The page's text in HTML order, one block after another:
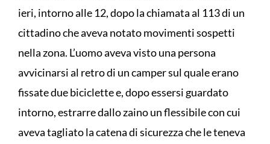
ieri, intorno alle 12, dopo la chiamata al 113 di un
cittadino che aveva notato movimenti sospetti
nella zona. L’uomo aveva visto una persona
avvicinarsi al retro di un camper sul quale erano
fissate due biciclette e, dopo essersi guardato
intorno, estrarre dallo zaino un flessibile con cui
aveva tagliato la catena di sicurezza che le teneva